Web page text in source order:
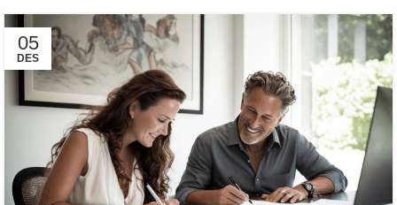
05
DES